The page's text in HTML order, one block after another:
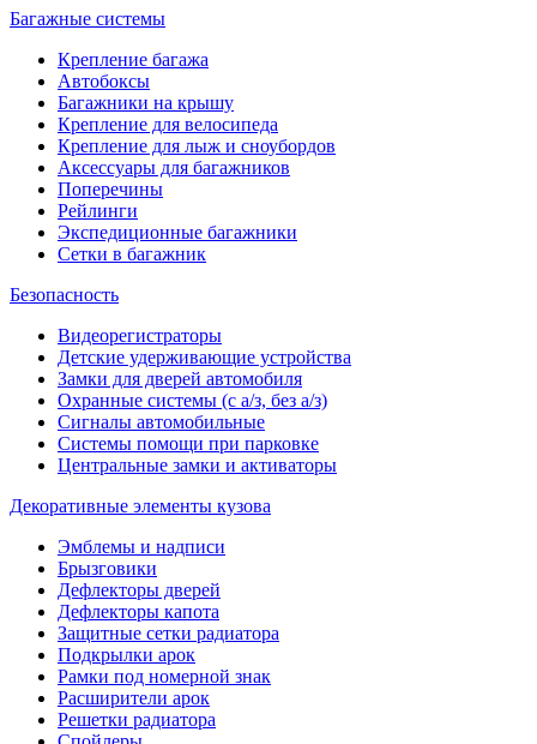
Багажные системы
Крепление багажа
Автобоксы
Багажники на крышу
Крепление для велосипеда
Крепление для лыж и сноубордов
Аксессуары для багажников
Поперечины
Рейлинги
Экспедиционные багажники
Сетки в багажник
Безопасность
Видеорегистраторы
Детские удерживающие устройства
Замки для дверей автомобиля
Охранные системы (с а/з, без а/з)
Сигналы автомобильные
Системы помощи при парковке
Центральные замки и активаторы
Декоративные элементы кузова
Эмблемы и надписи
Брызговики
Дефлекторы дверей
Дефлекторы капота
Защитные сетки радиатора
Подкрылки арок
Рамки под номерной знак
Расширители арок
Решетки радиатора